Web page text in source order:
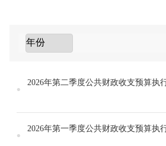
2026年第二季度公共财政收支预算执
2026年第一季度公共财政收支预算执